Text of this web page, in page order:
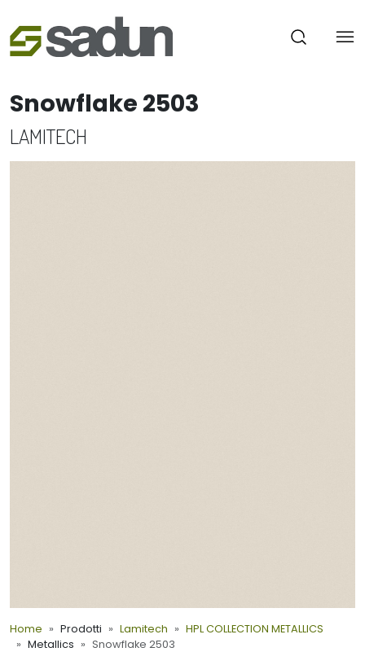
Snowflake 2503
LAMITECH
Home Prodotti Lamitech
HPL COLLECTION METALLICS
Metallics
Snowflake 2503